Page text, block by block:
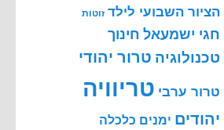
הציור השבועי לילד זוטות
חגי ישמעאל חינוך
טכנולוגיה טרור יהודי
טרור ערבי טריוויה
יהודים ימנים כלכלה